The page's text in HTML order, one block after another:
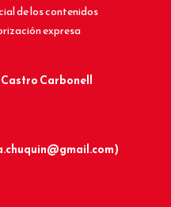
de los contenidos
expresa
Castro Carbonell